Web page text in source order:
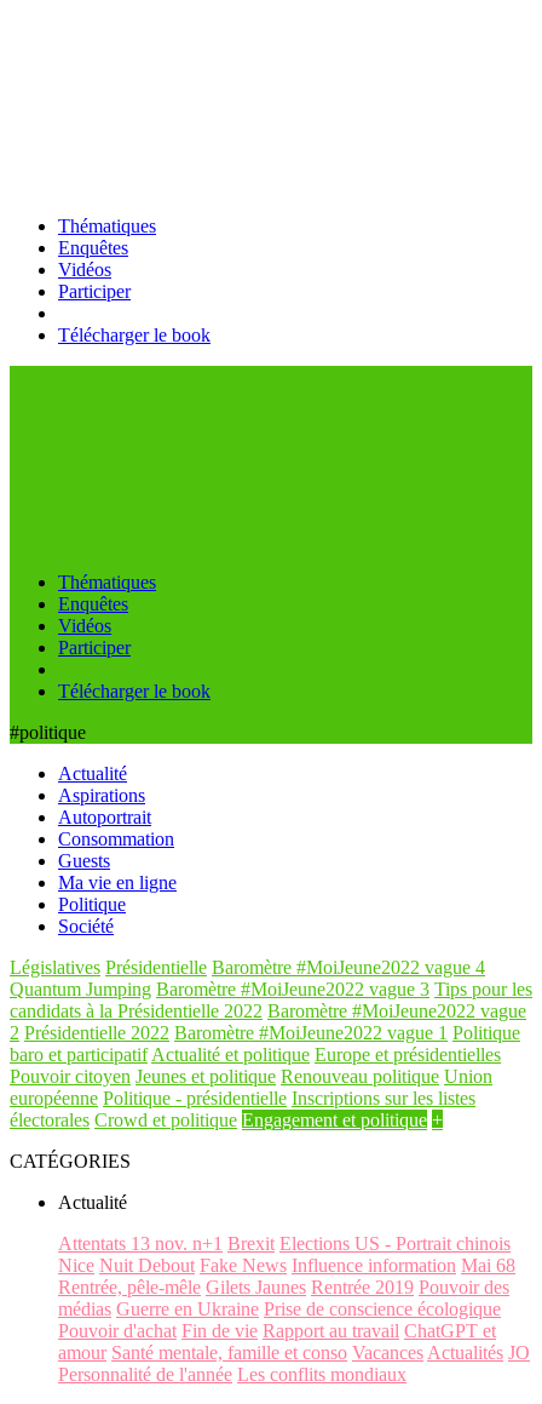
Thématiques
Enquêtes
Vidéos
Participer
Télécharger le book
Thématiques
Enquêtes
Vidéos
Participer
Télécharger le book
#politique
Actualité
Aspirations
Autoportrait
Consommation
Guests
Ma vie en ligne
Politique
Société
Législatives Présidentielle Baromètre #MoiJeune2022 vague 4
Quantum Jumping Baromètre #MoiJeune2022 vague 3 Tips pour les
candidats à la Présidentielle 2022 Baromètre #MoiJeune2022 vague
2 Présidentielle 2022 Baromètre #MoiJeune2022 vague 1 Politique
baro et participatif Actualité et politique Europe et présidentielles
Pouvoir citoyen Jeunes et politique Renouveau politique Union
européenne Politique - présidentielle Inscriptions sur les listes
électorales Crowd et politique Engagement et politique +
CATÉGORIES
Actualité
Attentats 13 nov. n+1 Brexit Elections US - Portrait chinois
Nice Nuit Debout Fake News Influence information Mai 68
Rentrée, pêle-mêle Gilets Jaunes Rentrée 2019 Pouvoir des
médias Guerre en Ukraine Prise de conscience écologique
Pouvoir d'achat Fin de vie Rapport au travail ChatGPT et
amour Santé mentale, famille et conso Vacances Actualités JO
Personnalité de l'année Les conflits mondiaux